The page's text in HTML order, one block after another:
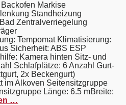
Markise
Standheizung
Zentralverriegelung
Tempomat Klimatisierung:
Sicherheit: ABS ESP
Kamera hinten Sitz- und
Schlafplätze: 6 Anzahl Gurt-
2x Beckengurt)
im Alkoven Seitensitzgruppe
Länge: 6.5 mBreite:
…